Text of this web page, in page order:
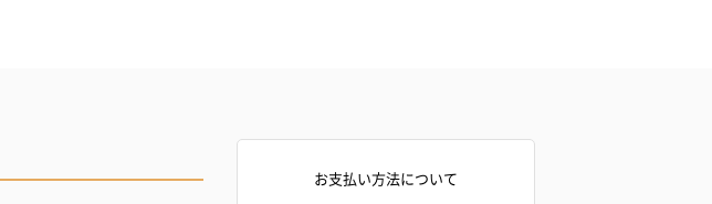
お支払い方法について